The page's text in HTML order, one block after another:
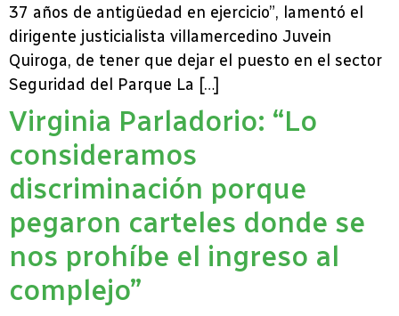
37 años de antigüedad en ejercicio”, lamentó el
dirigente justicialista villamercedino Juvein
Quiroga, de tener que dejar el puesto en el sector
Seguridad del Parque La […]
Virginia Parladorio: “Lo
consideramos
discriminación porque
pegaron carteles donde se
nos prohíbe el ingreso al
complejo”